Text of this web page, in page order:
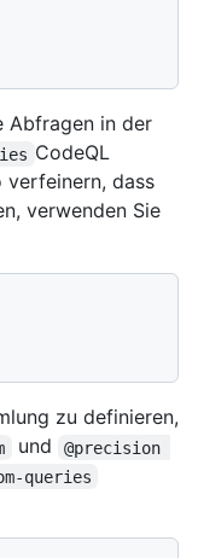
Abfragen in der
CodeQL
verfeinern, dass
verwenden Sie
zu definieren,
und
@precision
queries